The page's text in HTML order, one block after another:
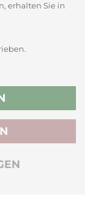
erhalten Sie in